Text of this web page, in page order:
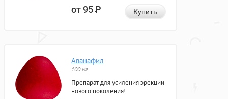
от 95Р Купить
Аванафил
100 мг
Препарат для усиления эрекции
нового поколения!